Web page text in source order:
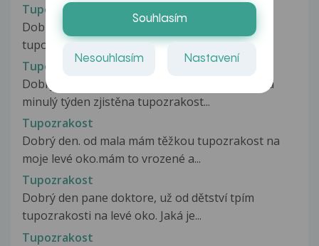
Tupozrakost
Dobrý den, moje dvouletá dcera je léčena pro
tupozrakost levého oka, pravé...
Tupozrakost
Dobrý den, mému skoro čtyřletému synovi byla
minulý týden zjistěna tupozrakost...
Tupozrakost
Dobrý den. od mala mám těžkou tupozrakost na
moje levé oko.mám to vrozené a...
Tupozrakost
Dobrý den pane doktore, už od dětství tpím
tupozrakosti na levé oko. Jaká je...
Tupozrakost
Souhlasím
Nesouhlasím Nastavení